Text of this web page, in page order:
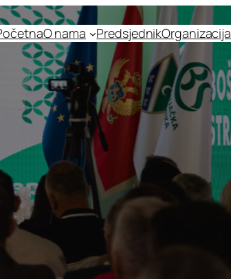
O nama PredsjednikOrganizacija